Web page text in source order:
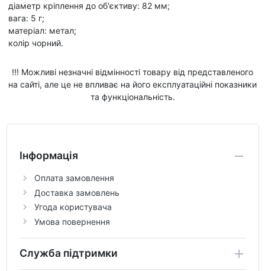
діаметр кріплення до об'єктиву: 82 мм;
вага: 5 г;
матеріал: метал;
колір чорний.
!!! Можливі незначні відмінності товару від представленого
на сайті, але це не впливає на його експлуатаційні показники
та функціональність.
Інформація
Оплата замовлення
Доставка замовлень
Угода користувача
Умова повернення
Служба підтримки